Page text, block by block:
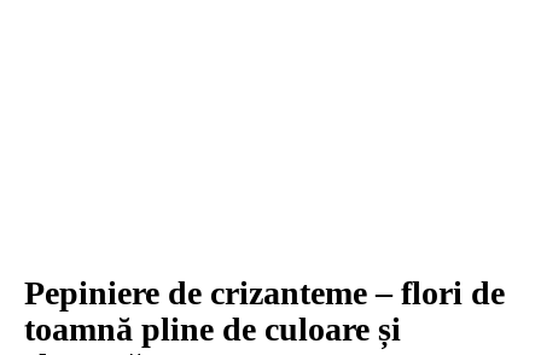
Pepiniere de crizanteme – flori de
toamnă pline de culoare și